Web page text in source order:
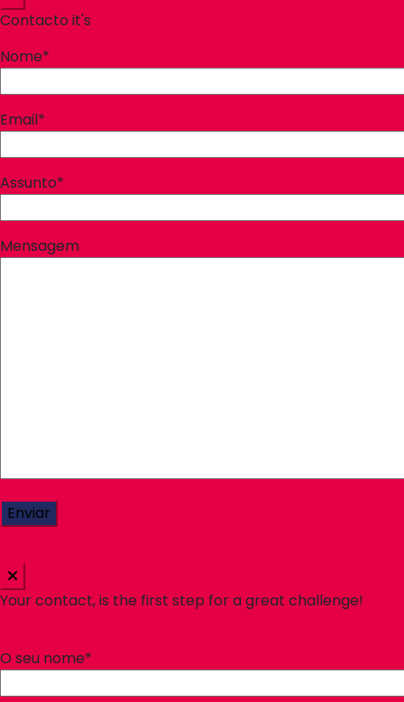
Contacto it's
Nome*
Email*
Assunto*
Mensagem
Your contact, is the first step for a great challenge!
O seu nome*